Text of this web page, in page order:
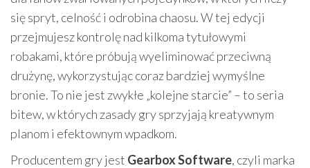
się spryt, celność i odrobina chaosu. W tej edycji
przejmujesz kontrolę nad kilkoma tytułowymi
robakami, które próbują wyeliminować przeciwną
drużynę, wykorzystując coraz bardziej wymyślne
bronie. To nie jest zwykłe „kolejne starcie” – to seria
bitew, w których zasady gry sprzyjają kreatywnym
planom i efektownym wpadkom.
Producentem gry jest Gearbox Software, czyli marka